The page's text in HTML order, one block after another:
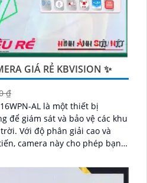
GIÁ RẺ KBVISION ✨
₫
AL là một thiết bị
để giám sát và bảo vệ các khu
và
camera này cho phép bạn